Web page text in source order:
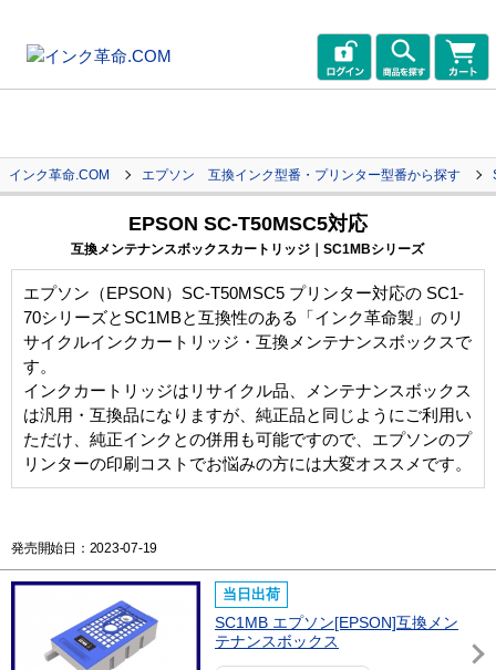
インク革命.COM エプソン 互換インク型番・プリンター型番から探す
EPSON SC-T50MSC5対応
互換メンテナンスボックスカートリッジ｜SC1MBシリーズ
エプソン（EPSON）SC-T50MSC5 プリンター対応の SC1-
70シリーズとSC1MBと互換性のある「インク革命製」のリ
サイクルインクカートリッジ・互換メンテナンスボックスで
す。
インクカートリッジはリサイクル品、メンテナンスボックス
は汎用・互換品になりますが、純正品と同じようにご利用い
ただけ、純正インクとの併用も可能ですので、エプソンのプ
リンターの印刷コストでお悩みの方には大変オススメです。
発売開始日：2023-07-19
当日出荷
SC1MB エプソン[EPSON]互換メン
テナンスボックス